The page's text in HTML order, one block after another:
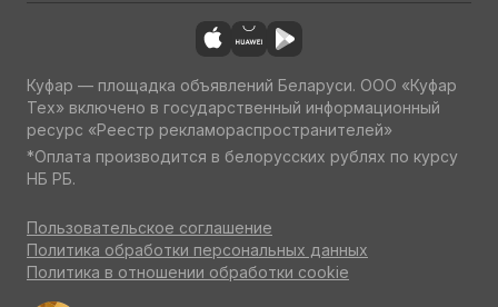
Куфар — площадка объявлений Беларуси. ООО «Куфар
Тех» включено в государственный информационный
ресурс «Реестр рекламораспространителей»
*Оплата производится в белорусских рублях по курсу
НБ РБ.
Пользовательское соглашение
Политика обработки персональных данных
Политика в отношении обработки cookie